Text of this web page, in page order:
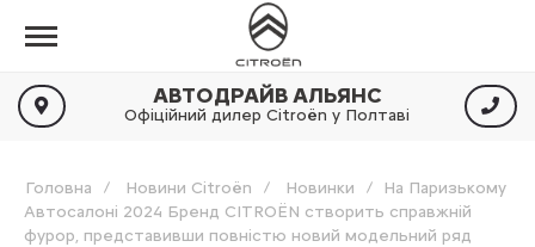
АВТОДРАЙВ АЛЬЯНС
Офіційний дилер Citroën у Полтаві
Головна Новини Citroën Новинки
На Паризькому
Автосалоні 2024 Бренд CITROËN створить справжній
фурор, представивши повністю новий модельний ряд